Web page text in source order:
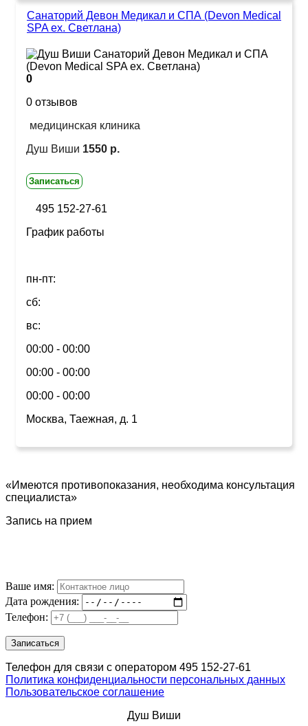
Санаторий Девон Медикал и СПА (Devon Medical
SPA ex. Светлана)
0
0 отзывов
медицинская клиника
Душ Виши 1550 р.
Записаться
495 152-27-61
График работы
пн-пт:
сб:
вс:
00:00 - 00:00
00:00 - 00:00
00:00 - 00:00
Москва, Таежная, д. 1
«Имеются противопоказания, необходима консультация
специалиста»
Запись на прием
Ваше имя:
Дата рождения:
Телефон:
Телефон для связи с оператором 495 152-27-61
Политика конфиденциальности персональных данных
Пользовательское соглашение
Душ Виши